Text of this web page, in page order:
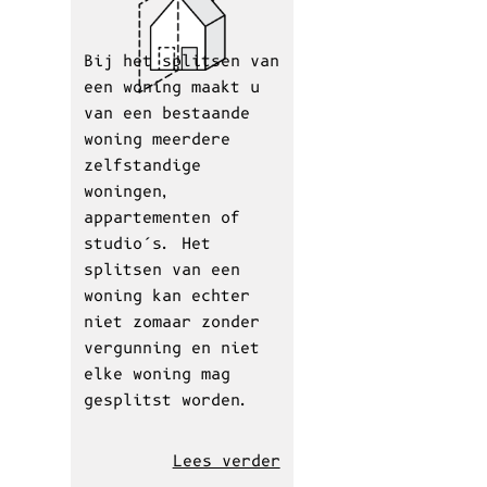
Bij het splitsen van
een woning maakt u
van een bestaande
woning meerdere